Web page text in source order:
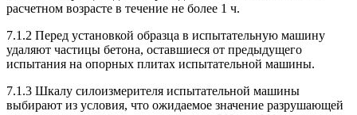
расчетном возрасте в течение не более 1 ч.
7.1.2 Перед установкой образца в испытательную машину
удаляют частицы бетона, оставшиеся от предыдущего
испытания на опорных плитах испытательной машины.
7.1.3 Шкалу силоизмерителя испытательной машины
выбирают из условия, что ожидаемое значение разрушающей